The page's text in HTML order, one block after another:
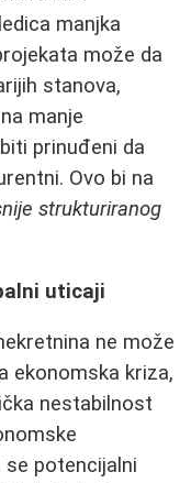
manjka
može da
stanova,
manje
prinuđeni da
Ovo bi na
strukturiranog
uticaji
ne može
ekonomska kriza,
nestabilnost
potencijalni